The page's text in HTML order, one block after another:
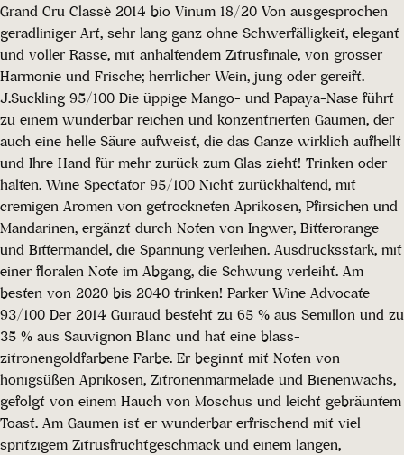
Grand Cru Classè 2014 bio Vinum 18/20 Von ausgesprochen
geradliniger Art, sehr lang ganz ohne Schwerfälligkeit, elegant
und voller Rasse, mit anhaltendem Zitrusfinale, von grosser
Harmonie und Frische; herrlicher Wein, jung oder gereift.
J.Suckling 95/100 Die üppige Mango- und Papaya-Nase führt
zu einem wunderbar reichen und konzentrierten Gaumen, der
auch eine helle Säure aufweist, die das Ganze wirklich aufhellt
und Ihre Hand für mehr zurück zum Glas zieht! Trinken oder
halten. Wine Spectator 95/100 Nicht zurückhaltend, mit
cremigen Aromen von getrockneten Aprikosen, Pfirsichen und
Mandarinen, ergänzt durch Noten von Ingwer, Bitterorange
und Bittermandel, die Spannung verleihen. Ausdrucksstark, mit
einer floralen Note im Abgang, die Schwung verleiht. Am
besten von 2020 bis 2040 trinken! Parker Wine Advocate
93/100 Der 2014 Guiraud besteht zu 65 % aus Semillon und zu
35 % aus Sauvignon Blanc und hat eine blass-
zitronengoldfarbene Farbe. Er beginnt mit Noten von
honigsüßen Aprikosen, Zitronenmarmelade und Bienenwachs,
gefolgt von einem Hauch von Moschus und leicht gebräuntem
Toast. Am Gaumen ist er wunderbar erfrischend mit viel
spritzigem Zitrusfruchtgeschmack und einem langen,